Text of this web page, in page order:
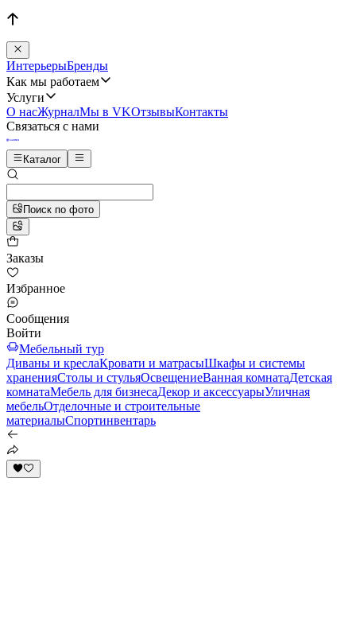
ИнтерьерыБренды
Как мы работаем
Услуги
О насЖурналМы в VKОтзывыКонтакты
Связаться с нами
Каталог
Поиск по фото
Заказы
Избранное
Сообщения
Войти
Мебельный тур
Диваны и креслаКровати и матрасыШкафы и системы
храненияСтолы и стульяОсвещениеВанная комнатаДетская
комнатаМебель для бизнесаДекор и аксессуарыУличная
мебельОтделочные и строительные
материалыСпортинвентарь